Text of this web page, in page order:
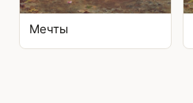
Мечты